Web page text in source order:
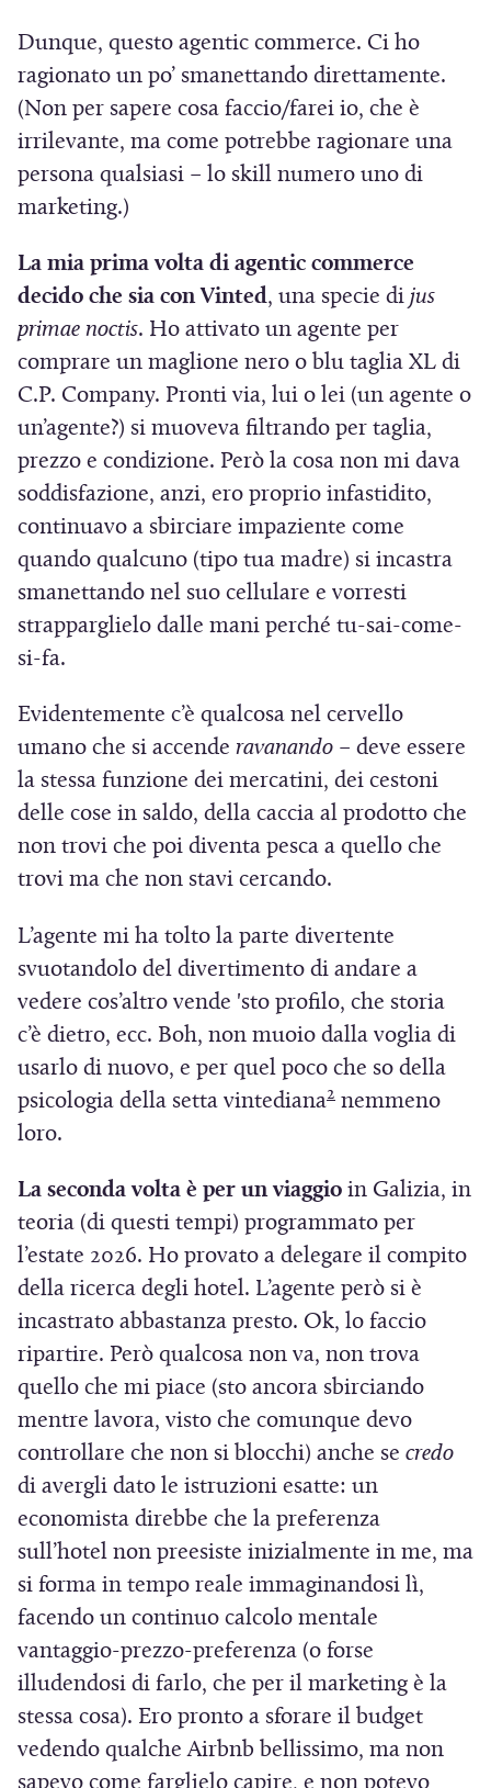
e
s
r
Dunque, questo agentic commerce. Ci ho
ragionato un po’ smanettando direttamente.
(Non per sapere cosa faccio/farei io, che è
irrilevante, ma come potrebbe ragionare una
persona qualsiasi – lo skill numero uno di
marketing.)
La mia prima volta di agentic commerce
decido che sia con Vinted, una specie di jus
primae noctis. Ho attivato un agente per
comprare un maglione nero o blu taglia XL di
C.P. Company. Pronti via, lui o lei (un agente o
un’agente?) si muoveva filtrando per taglia,
prezzo e condizione. Però la cosa non mi dava
soddisfazione, anzi, ero proprio infastidito,
continuavo a sbirciare impaziente come
quando qualcuno (tipo tua madre) si incastra
smanettando nel suo cellulare e vorresti
strapparglielo dalle mani perché tu-sai-come-
si-fa.
Evidentemente c’è qualcosa nel cervello
umano che si accende ravanando – deve essere
la stessa funzione dei mercatini, dei cestoni
delle cose in saldo, della caccia al prodotto che
non trovi che poi diventa pesca a quello che
trovi ma che non stavi cercando.
L’agente mi ha tolto la parte divertente
svuotandolo del divertimento di andare a
vedere cos’altro vende 'sto profilo, che storia
c’è dietro, ecc. Boh, non muoio dalla voglia di
usarlo di nuovo, e per quel poco che so della
psicologia della setta vintediana2 nemmeno
loro.
La seconda volta è per un viaggio in Galizia, in
teoria (di questi tempi) programmato per
l’estate 2026. Ho provato a delegare il compito
della ricerca degli hotel. L’agente però si è
incastrato abbastanza presto. Ok, lo faccio
ripartire. Però qualcosa non va, non trova
quello che mi piace (sto ancora sbirciando
mentre lavora, visto che comunque devo
controllare che non si blocchi) anche se credo
di avergli dato le istruzioni esatte: un
economista direbbe che la preferenza
sull’hotel non preesiste inizialmente in me, ma
si forma in tempo reale immaginandosi lì,
facendo un continuo calcolo mentale
vantaggio-prezzo-preferenza (o forse
illudendosi di farlo, che per il marketing è la
stessa cosa). Ero pronto a sforare il budget
vedendo qualche Airbnb bellissimo, ma non
sapevo come farglielo capire, e non potevo